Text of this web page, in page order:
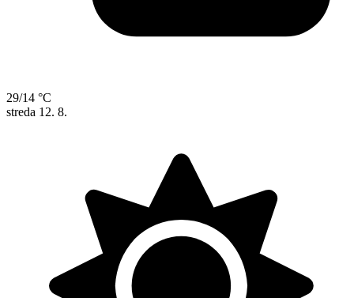
29/14 °C
streda 12. 8.